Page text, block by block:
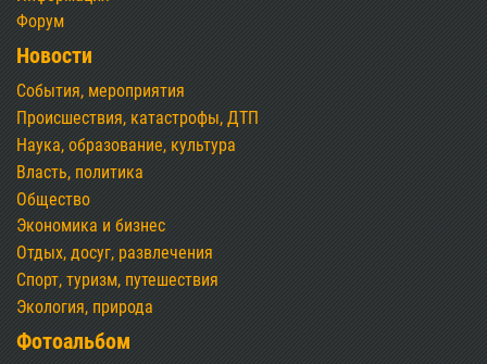
Форум
Новости
События, мероприятия
Происшествия, катастрофы, ДТП
Наука, образование, культура
Власть, политика
Общество
Экономика и бизнес
Отдых, досуг, развлечения
Спорт, туризм, путешествия
Экология, природа
Фотоальбом